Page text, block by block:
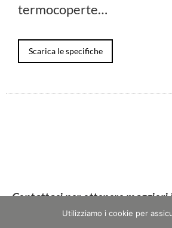
termocoperte…
Scarica le specifiche
Contattaci per ottenere maggiori
Utilizziamo i cookie per